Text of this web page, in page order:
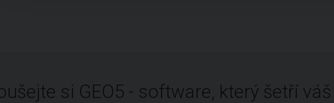
si GEO5 - software, který šetří